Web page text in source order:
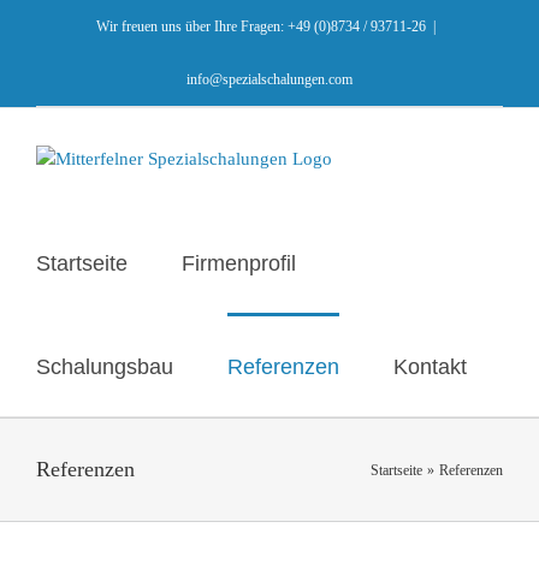
Wir freuen uns über Ihre Fragen: +49 (0)8734 / 93711-26
info@spezialschalungen.com
Startseite Firmenprofil
Schalungsbau Referenzen Kontakt
Referenzen Startseite Referenzen